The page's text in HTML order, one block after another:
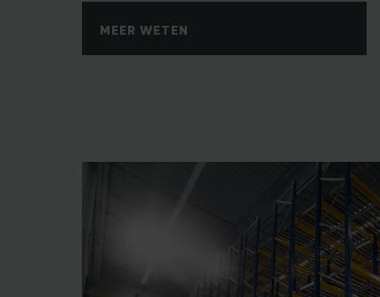
MEER WETEN